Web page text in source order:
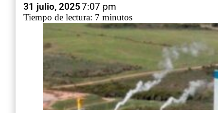
31 julio, 20257:07 pm
Tiempo de lectura: 7 minutos